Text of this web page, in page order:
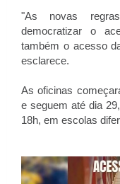
"As novas
democratizar o
também o acesso
esclarece.
As oficinas
e seguem até dia
18h, em escolas